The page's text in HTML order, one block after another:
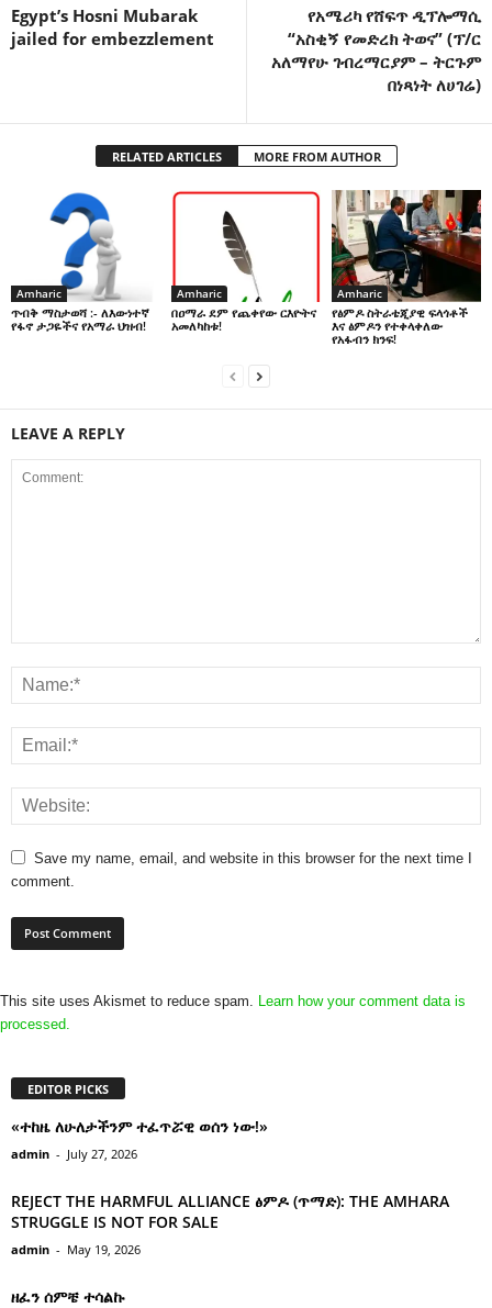
Egypt’s Hosni Mubarak
jailed for embezzlement
የአሜሪካ የሸፍጥ ዲፕሎማሲ
“አስቂኝ የመድረክ ትወና” (ፕ/ር
አለማየሁ ገብረማርያም – ትርጉም
በነጻነት ለሀገሬ)
RELATED ARTICLES MORE FROM AUTHOR
Amharic
ጥብቅ ማስታወሻ :- ለእውነተኛ
የፋኖ ታጋዬችና የአማራ ህዝብ!
Amharic
በዐማራ ደም የጨቀየው ርእዮትና
አመለካከቱ!
Amharic
የፅምዶ ስትራቴጂያዊ ፍላጎቶች
እና ፅምዶን የተቀላቀለው
የአፋብን ክንፍ!
LEAVE A REPLY
Save my name, email, and website in this browser for the next time I
comment.
This site uses Akismet to reduce spam. Learn how your comment data is
processed.
EDITOR PICKS
«ተከዜ ለሁለታችንም ተፈጥሯዊ ወሰን ነው!»
admin - July 27, 2026
REJECT THE HARMFUL ALLIANCE ፅምዶ (ጥማድ): THE AMHARA
STRUGGLE IS NOT FOR SALE
admin - May 19, 2026
ዘፈን ሰምቼ ተሳልኩ